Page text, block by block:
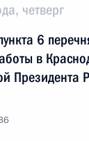
четверг
6
в
Президента